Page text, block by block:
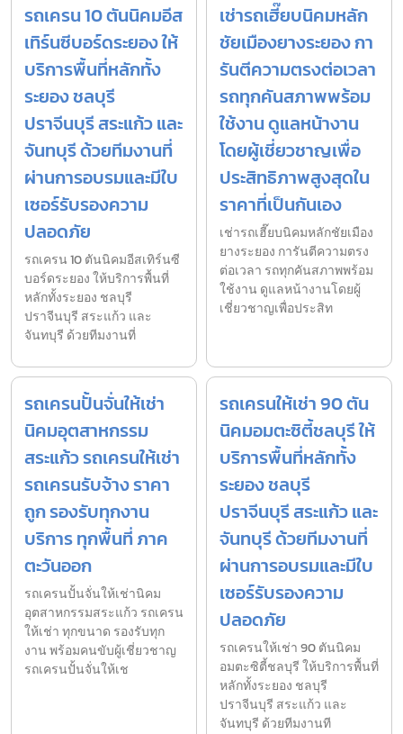
รถเครน 10 ตันนิคมอีส
เทิร์นซีบอร์ดระยอง ให้
บริการพื้นที่หลักทั้ง
ระยอง ชลบุรี
ปราจีนบุรี สระแก้ว และ
จันทบุรี ด้วยทีมงานที่
ผ่านการอบรมและมีใบ
เซอร์รับรองความ
ปลอดภัย
รถเครน 10 ตันนิคมอีสเทิร์นซี
บอร์ดระยอง ให้บริการพื้นที่
หลักทั้งระยอง ชลบุรี
ปราจีนบุรี สระแก้ว และ
จันทบุรี ด้วยทีมงานที่
เช่ารถเฮี๊ยบนิคมหลัก
ชัยเมืองยางระยอง กา
รันตีความตรงต่อเวลา
รถทุกคันสภาพพร้อม
ใช้งาน ดูแลหน้างาน
โดยผู้เชี่ยวชาญเพื่อ
ประสิทธิภาพสูงสุดใน
ราคาที่เป็นกันเอง
เช่ารถเฮี๊ยบนิคมหลักชัยเมือง
ยางระยอง การันตีความตรง
ต่อเวลา รถทุกคันสภาพพร้อม
ใช้งาน ดูแลหน้างานโดยผู้
เชี่ยวชาญเพื่อประสิท
รถเครนปั้นจั่นให้เช่า
นิคมอุตสาหกรรม
สระแก้ว รถเครนให้เช่า
รถเครนรับจ้าง ราคา
ถูก รองรับทุกงาน
บริการ ทุกพื้นที่ ภาค
ตะวันออก
รถเครนปั้นจั่นให้เช่านิคม
อุตสาหกรรมสระแก้ว รถเครน
ให้เช่า ทุกขนาด รองรับทุก
งาน พร้อมคนขับผู้เชี่ยวชาญ
รถเครนปั้นจั่นให้เช
รถเครนให้เช่า 90 ตัน
นิคมอมตะซิตี้ชลบุรี ให้
บริการพื้นที่หลักทั้ง
ระยอง ชลบุรี
ปราจีนบุรี สระแก้ว และ
จันทบุรี ด้วยทีมงานที่
ผ่านการอบรมและมีใบ
เซอร์รับรองความ
ปลอดภัย
รถเครนให้เช่า 90 ตันนิคม
อมตะซิตี้ชลบุรี ให้บริการพื้นที่
หลักทั้งระยอง ชลบุรี
ปราจีนบุรี สระแก้ว และ
จันทบุรี ด้วยทีมงานที